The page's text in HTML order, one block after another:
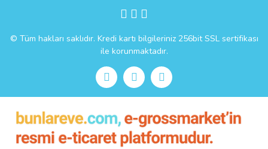
© Tüm hakları saklıdır. Kredi kartı bilgileriniz 256bit SSL sertifikası
ile korunmaktadır.